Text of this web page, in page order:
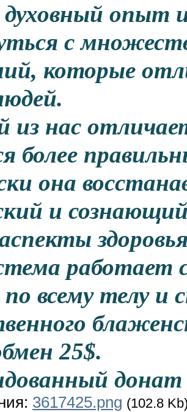
духовный опыт
с
которые
нас
более
она
и
работает
по всему телу
25$.
донат
3617425.png (102.8